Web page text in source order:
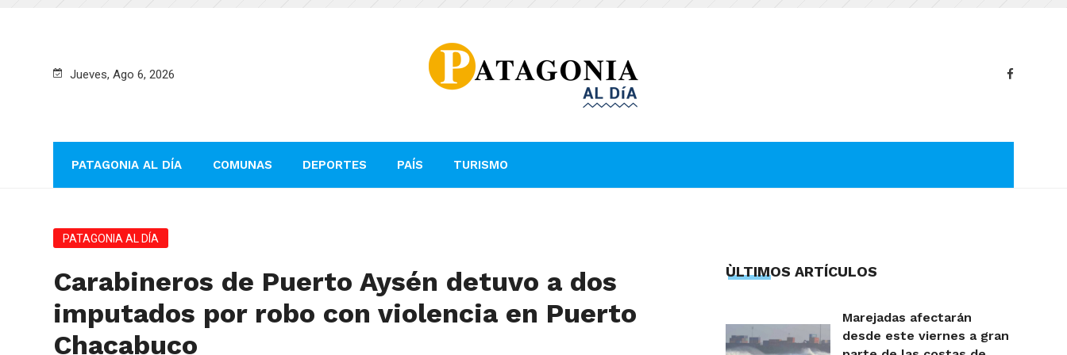
Jueves, Ago 6, 2026
PATAGONIA AL DÍA COMUNAS DEPORTES PAÍS TURISMO
PATAGONIA AL DÍA
Carabineros de Puerto Aysén detuvo a dos
imputados por robo con violencia en Puerto
Chacabuco
ÙLTIMOS ARTÍCULOS
Marejadas afectarán
desde este viernes a gran